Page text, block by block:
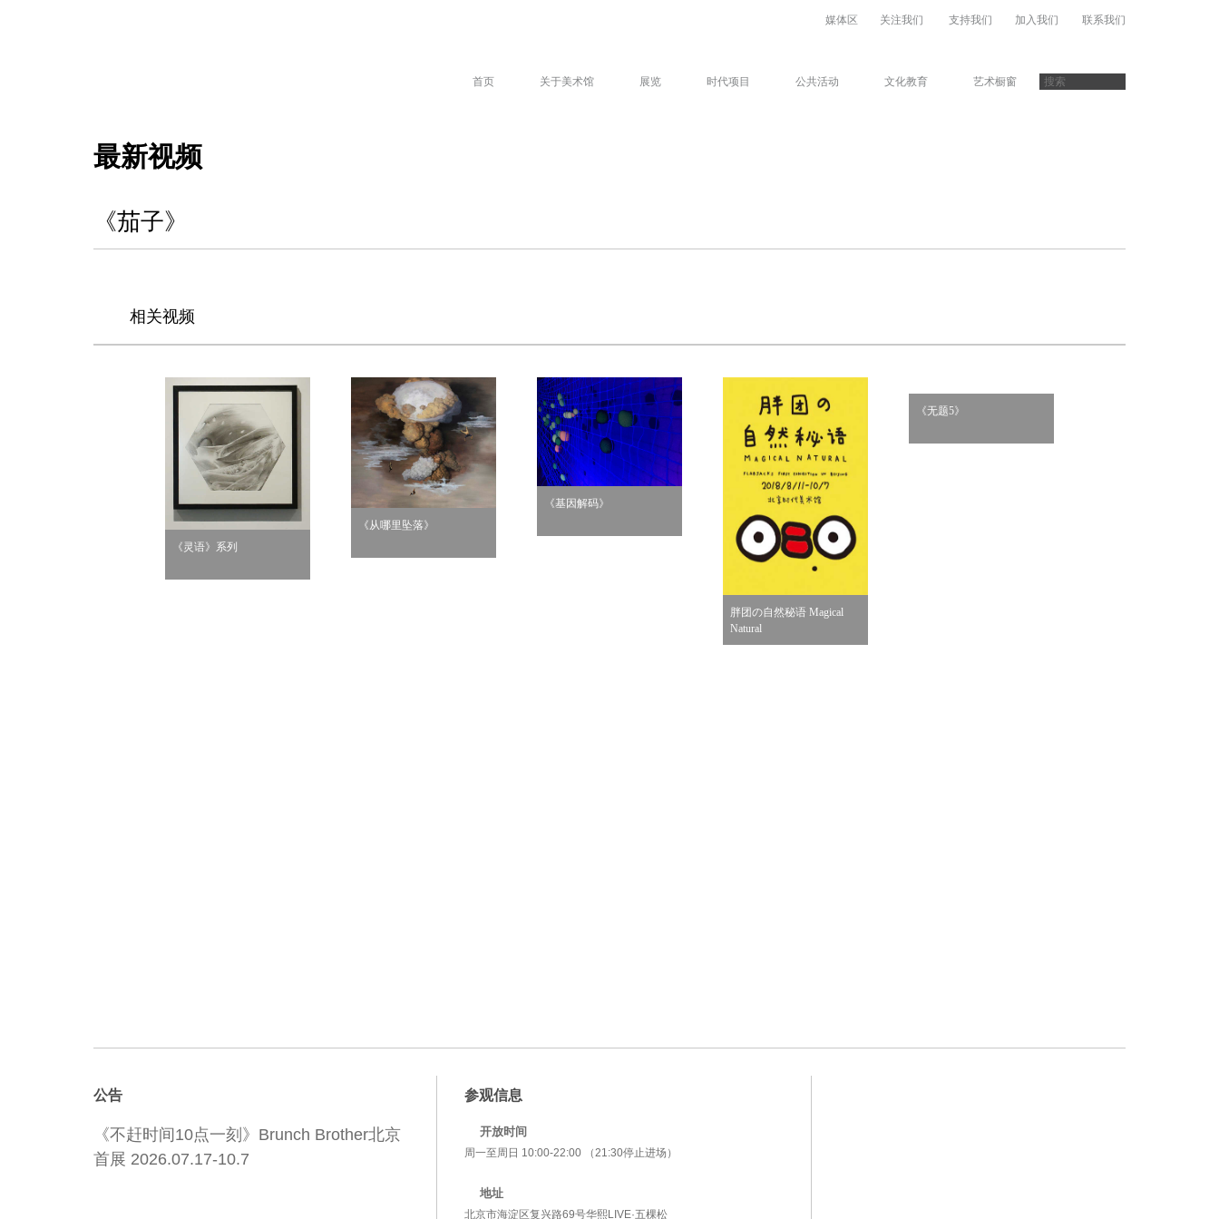
媒体区 关注我们 支持我们 加入我们 联系我们
首页 关于美术馆 展览 时代项目 公共活动 文化教育 艺术橱窗
最新视频
《茄子》
相关视频
《灵语》系列
《从哪里坠落》
《基因解码》
胖团の自然秘语 Magical
Natural
《无题5》
公告
《不赶时间10点一刻》Brunch Brother北京
首展 2026.07.17-10.7
参观信息
开放时间
周一至周日 10:00-22:00 （21:30停止进场）
地址
北京市海淀区复兴路69号华熙LIVE·五棵松